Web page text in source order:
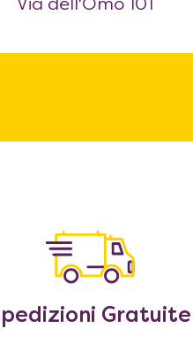
Via dell'Omo 101
Gratuite